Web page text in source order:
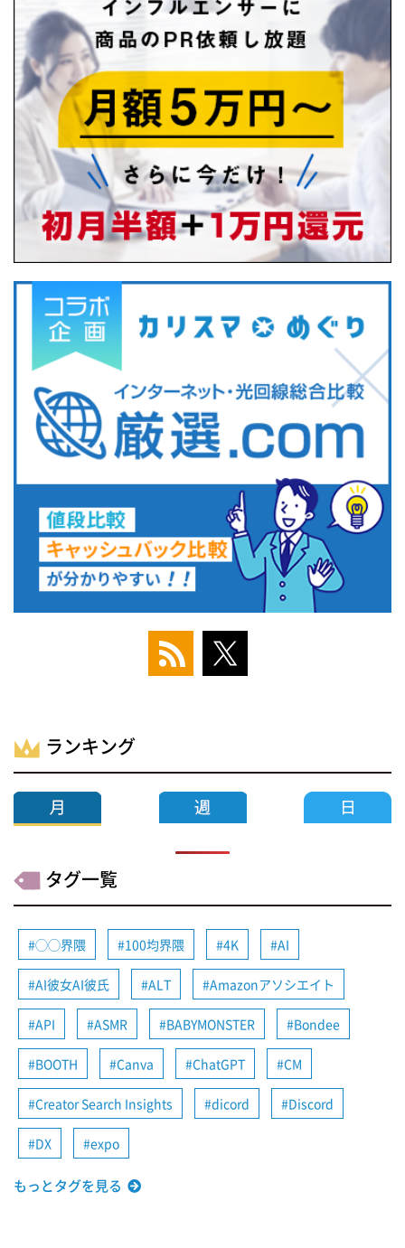
ランキング
タグ一覧
◯◯界隈 100均界隈 4K AI
AI彼女AI彼氏 ALT Amazonアソシエイト
API ASMR BABYMONSTER Bondee
BOOTH Canva ChatGPT CM
Creator Search Insights dicord Discord
DX expo
もっとタグを見る